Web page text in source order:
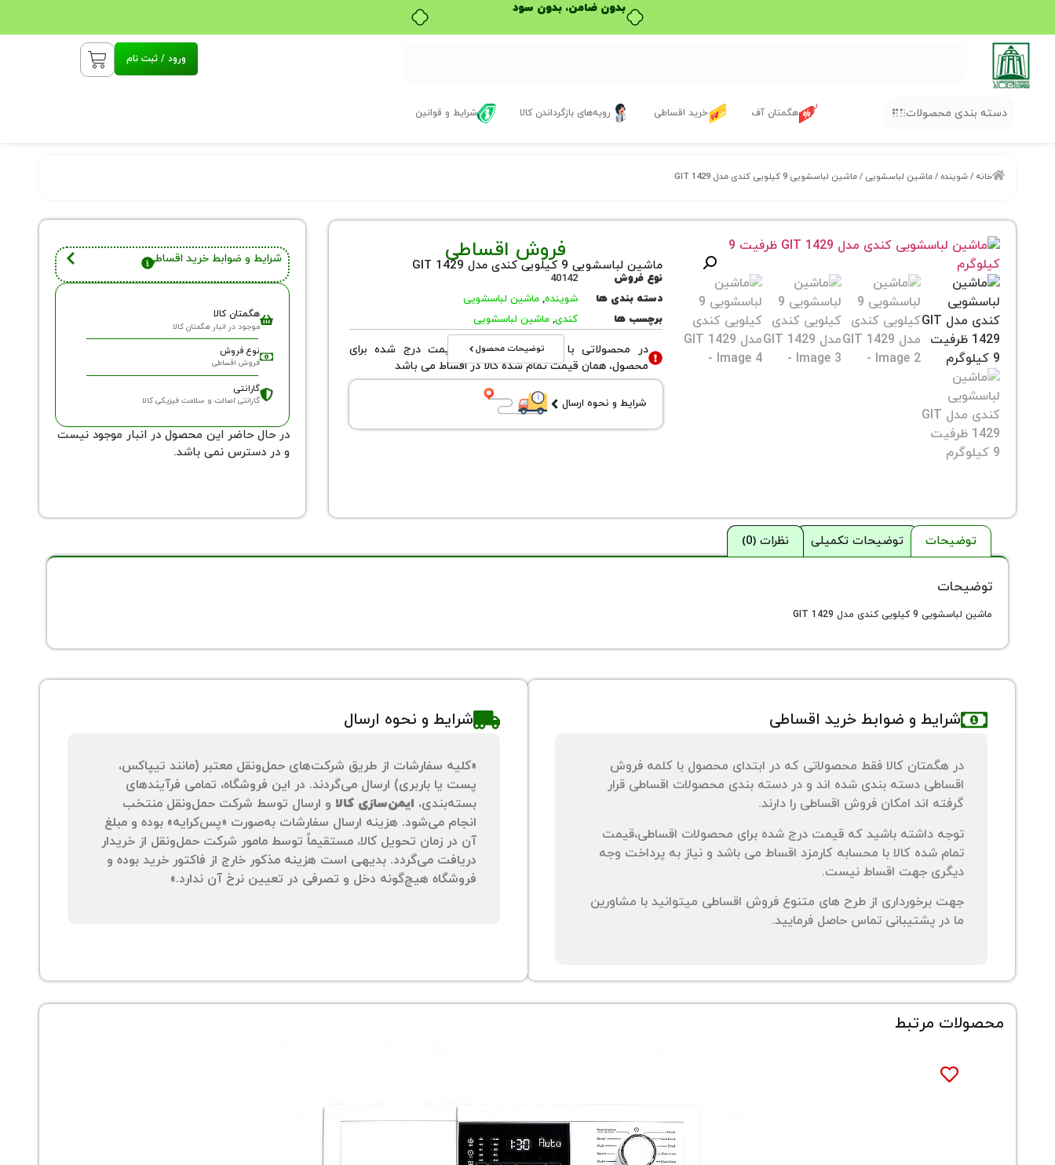
خرید قسطی با ترب‌پی
ورود / ثبت نام
دسته بندی محصولات هگمتان آف خرید اقساطی رویه‌های بازگرداندن کالا شرایط و قوانین
خانه /شوینده /ماشین لباسشویی / ماشین لباسشویی 9 کیلویی کندی مدل GIT 1429
فروش اقساطی
ماشین لباسشویی 9 کیلویی کندی مدل GIT 1429
نوع فروش
40142
دسته بندی ها
شوینده,ماشین لباسشویی
برچسب ها
کندی,ماشین لباسشویی
توضیحات محصول
در محصولاتی با نوع فروش اقساطی قیمت درج شده برای
محصول، همان قیمت تمام شده کالا در اقساط می باشد
شرایط و نحوه ارسال
شرایط و ضوابط خرید اقساطی
هگمتان کالا
موجود در انبار هگمتان کالا
نوع فروش
فروش اقساطی
گارانتی
گارانتی اصالت و سلامت فیزیکی کالا
در حال حاضر این محصول در انبار موجود نیست
و در دسترس نمی باشد.
توضیحات توضیحات تکمیلی نظرات (0)
توضیحات
ماشین لباسشویی 9 کیلویی کندی مدل GIT 1429
شرایط و ضوابط خرید اقساطی
در هگمتان کالا فقط محصولاتی که در ابتدای محصول با کلمه فروش
اقساطی دسته بندی شده اند و در دسته بندی محصولات اقساطی قرار
گرفته اند امکان فروش اقساطی را دارند.
توجه داشته باشید که قیمت درج شده برای محصولات اقساطی،قیمت
تمام شده کالا با محسابه کارمزد اقساط می باشد و نیاز به پرداخت وجه
دیگری جهت اقساط نیست.
جهت برخورداری از طرح های متنوع فروش اقساطی میتوانید با مشاورین
ما در پشتیبانی تماس حاصل فرمایید.
شرایط و نحوه ارسال
«کلیه سفارشات از طریق شرکت‌های حمل‌ونقل معتبر (مانند تیپاکس،
پست یا باربری) ارسال می‌گردند. در این فروشگاه، تمامی فرآیندهای
بسته‌بندی، ایمن‌سازی کالا و ارسال توسط شرکت حمل‌ونقل منتخب
انجام می‌شود. هزینه ارسال سفارشات به‌صورت «پس‌کرایه» بوده و مبلغ
آن در زمان تحویل کالا، مستقیماً توسط مامور شرکت حمل‌ونقل از خریدار
دریافت می‌گردد. بدیهی است هزینه مذکور خارج از فاکتور خرید بوده و
فروشگاه هیچ‌گونه دخل و تصرفی در تعیین نرخ آن ندارد.»
محصولات مرتبط